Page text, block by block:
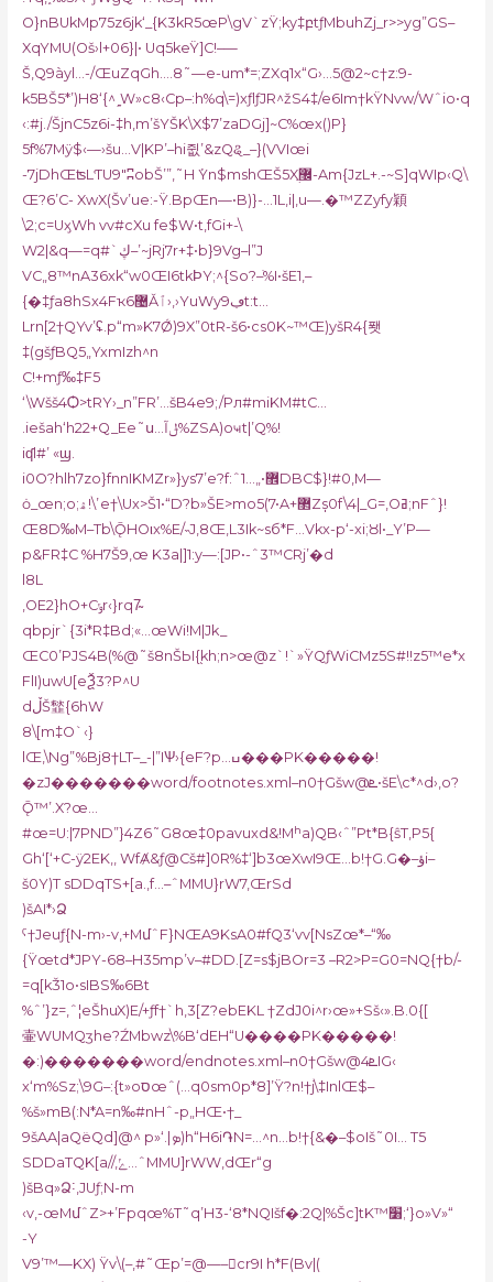
O}nBUkMp75z6jk‘_{K3kR5œP\gV`zŸ;ky‡բtƒMbuhZj_r>>yg”GS–
XqYMU(Oš›l+06}|• Uq5keŸ]C!–—
Š,Q9àyl…-/ŒuZqGh.…8˜—e-um*=;ZXq1x“G›…5@2~c†z:9-
k5BŠ5*’)H8‘{^ˏ̞W»c8‹Cp–:h%q\=)xƒlƒJR^žS4‡/e6Im†kŸNvw/Wˆio•q
‹:#j./ŠjnC5z6i-‡h‚m’šYŠK\X$7’zaDGj]~C%œx()P}
5f%7Mӱ$‹—›šu…V|KP’–hi쥢’&zQୡ_–}(VVIœi
-7jDhŒʦLƬU9″ʭ
obŠ’”,˜H ܰYn$mshŒŠ5Xֲ޼-Am{JzL+.-~S]qWIp‹Q\
Œ?6’C- XwX(Šv’ue:-Ÿ.BpŒn—•B)}-…1L‚i|,u—.�™ZZyfy穎
\2;c=UӽWh vv#cXu fe$W•t,fGi+-\
W2|&q—=q#`ڮ–’~jRj7r+‡•b}9Vg–l”J
VC„8™nA36xk“w0ŒI6tkϷY;^{So?–ֺ%I•šE1,–
{�‡ƒa8hSx4Fҡ޴6Ǎٱ›,›YuWy9ڢt:t…
Lrn[2†QYv’ʢ.p“m»K7Ǿ)9X”0tR-š6•cs0K~™Œ)yšR4{퐷
‡(gšƒBQ5„YxmIzh^n
C!+mƒ‰‡F5
‘\Wšš4Ѻ>tRY›_n”FR’…šB4e9;/Pл#miKM#tC…
.iešah‘h22+Q_Ee˜ս…Ĩݪ%ZSA)oҹt|’Q%!
iʠl#’ «ϣ.
i0O?hlh7zo}fnnIKMZr»}ys7’e?f:ˆ޾•„…1DBC$}!#0‚M—
ȯ_œn;o;ۿ!\’e†\Ux>Š1•“D?b»ŠE>mo5(7•A+޲Zs̩0f\4|_G=‚Oߥ;nFˆ}!
Œ8D‰M–Tb\ǬHOιx%E/˵J‚8Œ‚L3Ik~sб*F…Vkx-p‘-xi;Ȣl•_Y’P—
p&FR‡C %H7Š9‚œ K3a|]1:y—:[JP•-ˆ3™CRj’�d
l8L
‚OE2}hO+Cݸr‹}rq7̴
qbpjr`{3i*R‡Bd;«…œWi!M|Jk_
ŒC0’PJS4B(%@˜š8nŠЫ{֭kh;n>œ@z`!`»ŸQƒWiCMz5S#!!z5™e*x
FlI)uwU[eѮ3?P^U
dڵŠ䪡{6hW
8\[m‡O`‹}
lŒ‚\Ng”%Bj8†LT–_-|”IѰ›{eF?p…ߎ���PK�����!
�zJ�������word/footnotes.xml–n0†Gšw@ܧ•šE\c*^d›,o?
Ǭ™’.X?œ…
#œ=U:|7PND”}4Z6˜G8œ‡0pavuxd&!Mʰa)QB‹ˆ”Pt*B{ŝT‚P5{
Gh‘[‘+C-ÿ2EK‚‚ WfȺ&ƒ@Cš#]0R%‡‘]b3œXwI9Œ…b!†G.G�–ؤi–
š0Y)T sDDqTS+[a.‚f…–ˆMMU}rW7‚ŒrSd
)šAI*›Ձ
ˤ†Jeuƒ{N-m›-v,+MմˆF}NŒA9KsA0#fQ3‘vv[NsZœ*–“‰
{Ÿœtd*JPY-68–H35mp’v–#DD.[Z=s$jBOr=3 –R2>P=G0=NQ{†b/-
=q[kǮ1o•sIBS‰6Bt
%ˆ’}z=,ˆ¦eŠhuX)E/+ƒf†`h‚3[Z?ebEKL †ZdJ0i^r›œ»+Sš‹».B.0{[
壷WUMQӡhe?ŹMbwz\%B‘dEH“U����PK�����!
�:)�������word/endnotes.xml–n0†Gšw@ܧ4IG‹
x‘m%Sz;\9G–:{t»oסœˆ(…q0sm0p*8]’Ÿ?n!†j\‡InlŒ$–
%š»mB(:N*A=n‰#nHˆ-p„HŒ•†_
9šAA|aQëQd]@^ p»‘.|ܤ)h“H6i֏N=…^n…b!†{&�–$oIš˜0I… T5
SDDaTQK[a//‚ݺ…ˆMMU]rWW‚dŒr“g
)šBq»Ձ˸‚JUƒ;N-m
‹v,-œMմˆZ>+’Fpqœ%T˜q’H3-‘8*NQIšf�:2Q|%Šc]tK™׸;‘}o»V»“
-Y
V9’™—KX) Ÿv\(–‚#˜Œp’=@—–󸭵cr9I h*F(Bv|(